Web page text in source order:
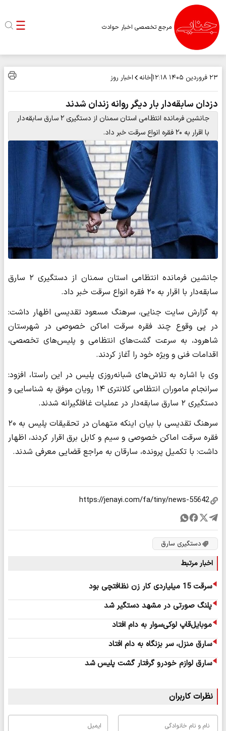
مرجع تخصصی اخبار حوادث
۲۳ فروردین ۱۴۰۵ ۱۲:۱۸ خانه اخبار روز
دزدان سابقه‌دار بار دیگر روانه زندان شدند
جانشین فرمانده انتظامی استان سمنان از دستگیری ۲ سارق سابقه‌دار
با اقرار به ۲۰ فقره انواع سرقت خبر داد.
جانشین فرمانده انتظامی استان سمنان از دستگیری ۲ سارق
سابقه‌دار با اقرار به ۲۰ فقره انواع سرقت خبر داد.
به گزارش سایت جنایی، سرهنگ مسعود تقدیسی اظهار داشت:
در پی وقوع چند فقره سرقت اماکن خصوصی در شهرستان
شاهرود، به سرعت گشت‌های انتظامی و پلیس‌های تخصصی،
اقدامات فنی و ویژه خود را آغاز کردند.
وی با اشاره به تلاش‌های شبانه‌روزی پلیس در این راستا، افزود:
سرانجام ماموران انتظامی کلانتری ۱۴ رویان موفق به شناسایی و
دستگیری ۲ سارق سابقه‌دار در عملیات غافلگیرانه شدند.
سرهنگ تقدیسی با بیان اینکه متهمان در تحقیقات پلیس به ۲۰
فقره سرقت اماکن خصوصی و سیم و کابل برق اقرار کردند، اظهار
داشت: با تکمیل پرونده، سارقان به مراجع قضایی معرفی شدند.
دستگیری سارق
اخبار مرتبط
سرقت 15 میلیاردی کار زن نظافتچی بود
پلنگ صورتی در مشهد دستگیر شد
موبایل‌قاپ لوکی‌سوار به دام افتاد
سارق منزل، سر بزنگاه به دام افتاد
سارق لوازم خودرو گرفتار گشت پلیس شد
نظرات کاربران